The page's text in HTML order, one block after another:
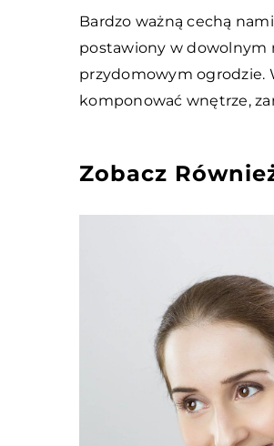
Bardzo ważną cechą
postawiony w dowolnym
przydomowym ogrodzie.
komponować wnętrze,
Zobacz